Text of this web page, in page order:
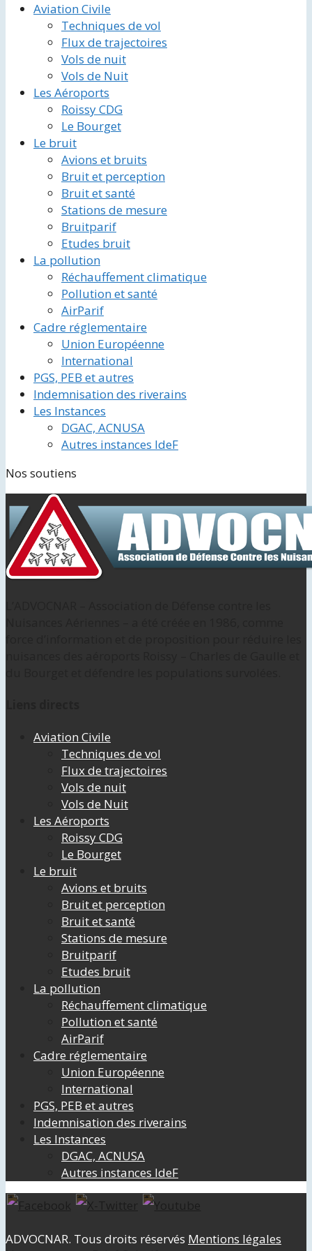
Aviation Civile
Techniques de vol
Flux de trajectoires
Vols de nuit
Vols de Nuit
Les Aéroports
Roissy CDG
Le Bourget
Le bruit
Avions et bruits
Bruit et perception
Bruit et santé
Stations de mesure
Bruitparif
Etudes bruit
La pollution
Réchauffement climatique
Pollution et santé
AirParif
Cadre réglementaire
Union Européenne
International
PGS, PEB et autres
Indemnisation des riverains
Les Instances
DGAC, ACNUSA
Autres instances IdeF
Nos soutiens
Aviation Civile
Techniques de vol
Flux de trajectoires
Vols de nuit
Vols de Nuit
Les Aéroports
Roissy CDG
Le Bourget
Le bruit
Avions et bruits
Bruit et perception
Bruit et santé
Stations de mesure
Bruitparif
Etudes bruit
La pollution
Réchauffement climatique
Pollution et santé
AirParif
Cadre réglementaire
Union Européenne
International
PGS, PEB et autres
Indemnisation des riverains
Les Instances
DGAC, ACNUSA
Autres instances IdeF
ADVOCNAR. Tous droits réservés Mentions légales